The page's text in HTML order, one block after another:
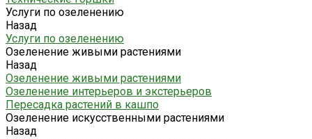
Услуги по озеленению
Назад
Услуги по озеленению
Озеленение живыми растениями
Назад
Озеленение живыми растениями
Озеленение интерьеров и экстерьеров
Пересадка растений в кашпо
Озеленение искусственными растениями
Назад